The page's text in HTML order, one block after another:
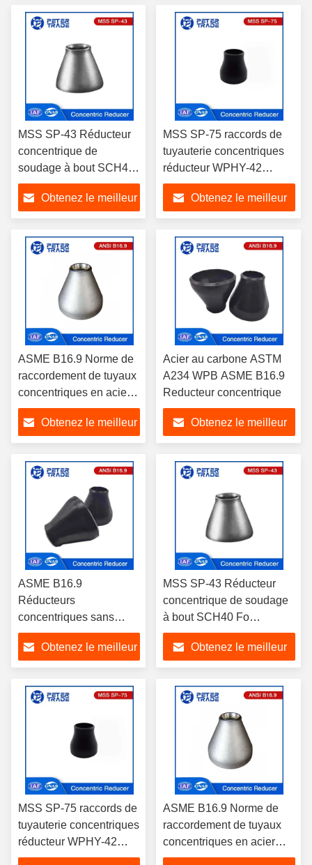
pétrochimique
MSS SP-43 Réducteur
concentrique de
soudage à bout SCH40
Fo Industries
pétrochimiques
Obtenez le meilleur
MSS SP-75 raccords de
tuyauterie concentriques
réducteur WPHY-42
WPHY-46 WPHY-52
résistant à la corrosion
Obtenez le meilleur
ASME B16.9 Norme de
raccordement de tuyaux
concentriques en acier
inoxydable Con
réducteur Sch 40 pour
l'industrie pétrolière et
gazière
Obtenez le meilleur
Acier au carbone ASTM
A234 WPB ASME B16.9
Reducteur concentrique
Obtenez le meilleur
ASME B16.9
Réducteurs
concentriques sans
soudure en acier au
carbone ASTM A420
WPL6 WPL9 pour
l'industrie chimique et
pétrochimique
Obtenez le meilleur
MSS SP-43 Réducteur
concentrique de soudage
à bout SCH40 Fo
Industries pétrochimiques
Obtenez le meilleur
MSS SP-75 raccords de
tuyauterie concentriques
réducteur WPHY-42
WPHY-46 WPHY-52
ASME B16.9 Norme de
raccordement de tuyaux
concentriques en acier
inoxydable Con réducteur